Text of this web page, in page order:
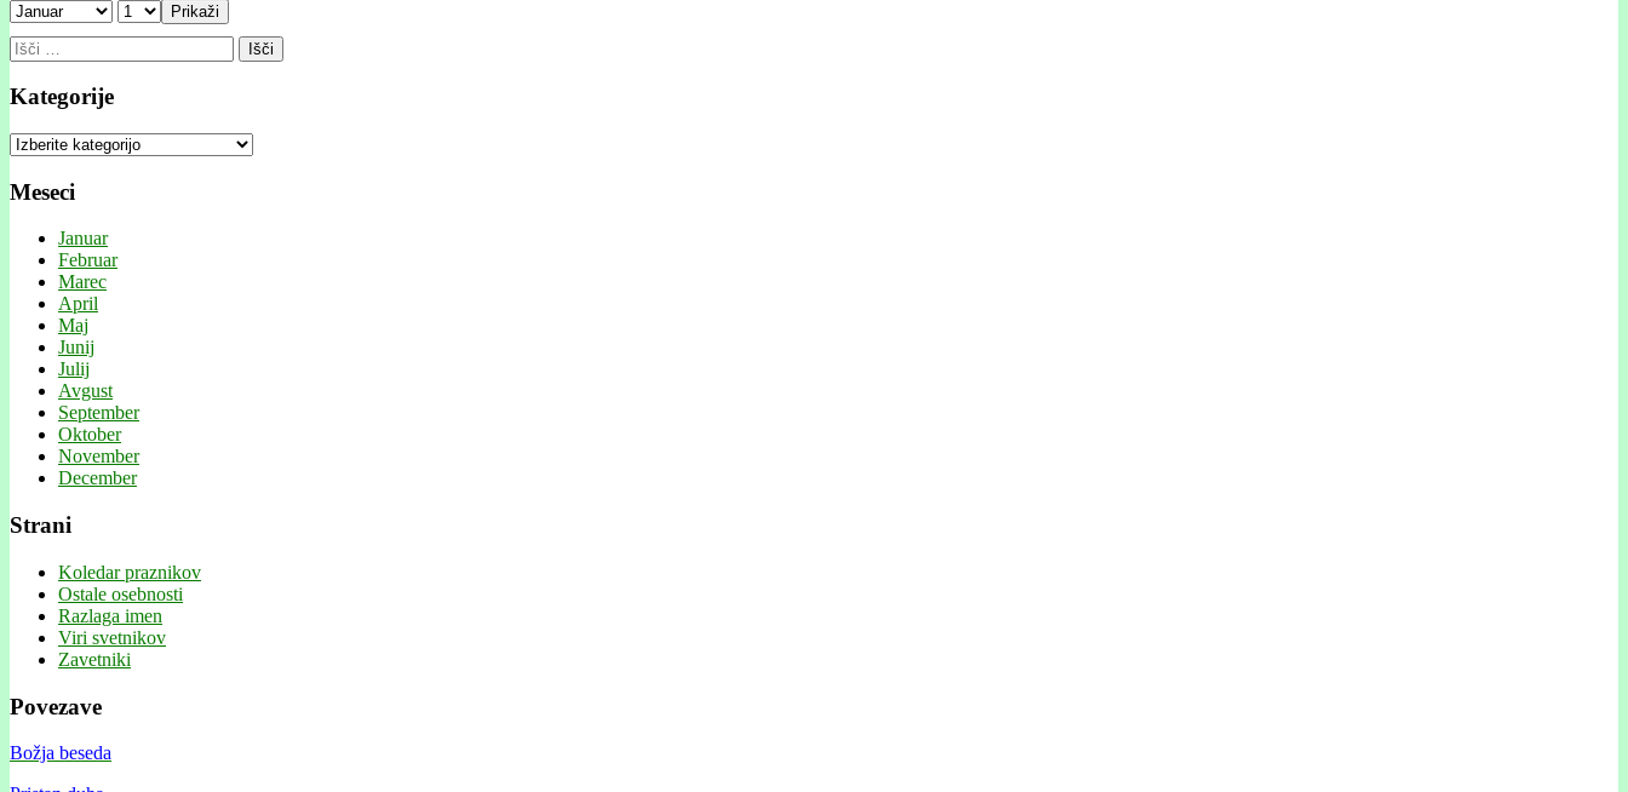
Prikaži
Išči:
Kategorije
Kategorije
Meseci
Januar
Februar
Marec
April
Maj
Junij
Julij
Avgust
September
Oktober
November
December
Strani
Koledar praznikov
Ostale osebnosti
Razlaga imen
Viri svetnikov
Zavetniki
Povezave
Božja beseda